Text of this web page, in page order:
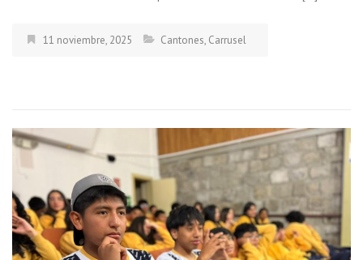
11 noviembre, 2025 Cantones, Carrusel